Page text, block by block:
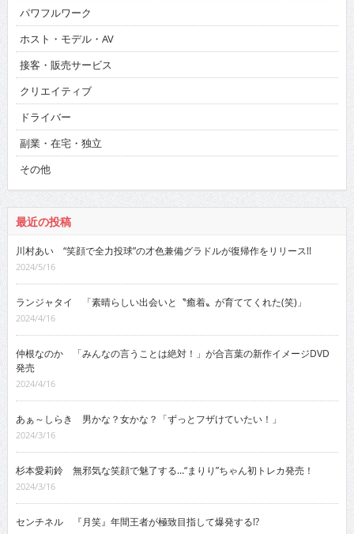
パワフルワーク
ホスト・モデル・AV
接客・販売サービス
クリエイティブ
ドライバー
副業・在宅・独立
その他
最近の投稿
川村あい “笑顔で全力投球”の才色兼備グラドルが復帰作をリリース!!
2024/5/16
ランジャタイ 「素晴らしい出会いと〝癒着〟が育ててくれた(笑)」
2024/4/16
仲根なのか 「みんなの言うことは絶対！」が合言葉の新作イメージDVD
発売
2024/4/16
あぁ～しらき 男かな？女かな？「ずっとフザけていたい！」
2024/3/16
杉本愛莉鈴 無邪気な笑顔で魅了する…“まりり”ちゃん初トレカ発売！
2024/3/16
センチネル 『月笑』年間王者が極致目指して爆発する!?